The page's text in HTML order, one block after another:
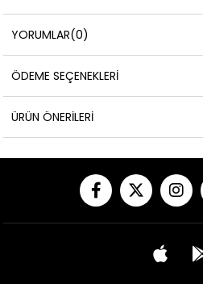
YORUMLAR(0)
ÖDEME SEÇENEKLERI
ÜRÜN ÖNERILERI